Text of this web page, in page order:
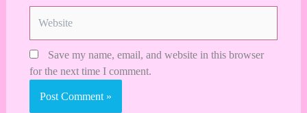
Save my name, email, and website in this browser
for the next time I comment.